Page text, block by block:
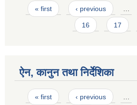
Pages
« first ‹ previous …
16 17
ऐन, कानुन तथा निर्देशिका
Pages
« first ‹ previous